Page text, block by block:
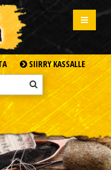
SIIRRY KASSALLE